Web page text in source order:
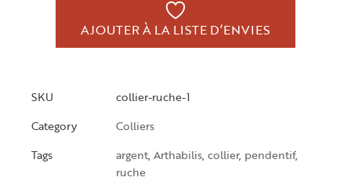
AJOUTER À LA LISTE D’ENVIES
SKU
collier-ruche-1
Category
Colliers
Tags
argent, Arthabilis, collier, pendentif,
ruche